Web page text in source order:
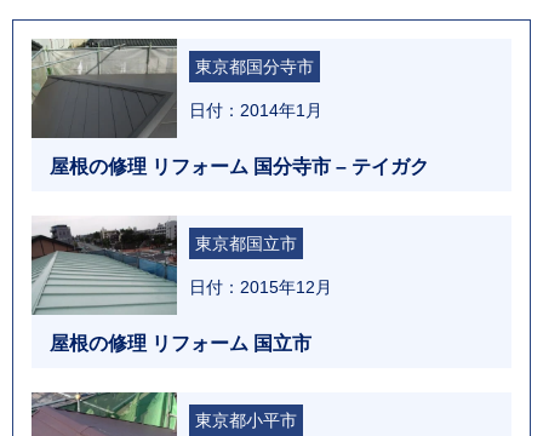
東京都国分寺市
日付：2014年1月
屋根の修理 リフォーム 国分寺市 – テイガク
東京都国立市
日付：2015年12月
屋根の修理 リフォーム 国立市
東京都小平市